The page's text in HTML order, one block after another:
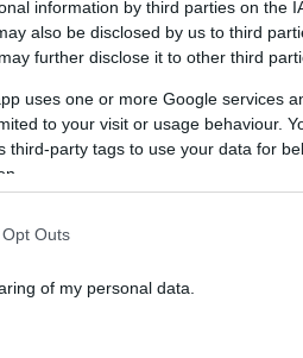
information by third parties on the
also be disclosed by us to third
further disclose it to other third
uses one or more Google services
to your visit or usage behaviour.
third-party tags to use your data for
Outs
of my personal data.
d’acqua sono solo alcune
sviluppare politiche di
climatico, ma che
questi eventi estremi.